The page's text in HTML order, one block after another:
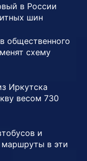
в России
шин
общественного
схему
Иркутска
весом 730
и
в эти